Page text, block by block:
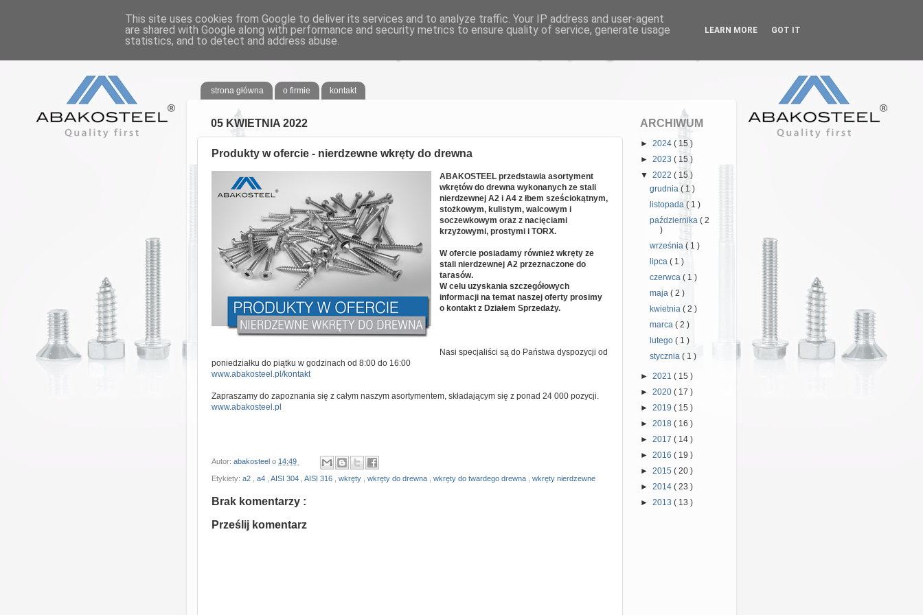
ABAKOSTEEL®
strona główna o firmie kontakt
05 KWIETNIA 2022
Produkty w ofercie - nierdzewne wkręty do drewna
ABAKOSTEEL przedstawia asortyment
wkrętów do drewna wykonanych ze stali
nierdzewnej A2 i A4 z łbem sześciokątnym,
stożkowym, kulistym, walcowym i
soczewkowym oraz z nacięciami
krzyżowymi, prostymi i TORX.
W ofercie posiadamy również wkręty ze
stali nierdzewnej A2 przeznaczone do
tarasów.
W celu uzyskania szczegółowych
informacji na temat naszej oferty prosimy
o kontakt z Działem Sprzedaży.
Nasi specjaliści są do Państwa dyspozycji od
poniedziałku do piątku w godzinach od 8:00 do 16:00
www.abakosteel.pl/kontakt
Zapraszamy do zapoznania się z całym naszym asortymentem, składającym się z ponad 24 000 pozycji.
www.abakosteel.pl
Autor: abakosteel o 14:49
Etykiety: a2 a4 AISI 304 AISI 316 wkręty wkręty do drewna wkręty do twardego drewna wkręty nierdzewne
Brak komentarzy :
Prześlij komentarz
ARCHIWUM
► 2024 ( 15 )
► 2023 ( 15 )
▼ 2022 ( 15 )
grudnia( 1 )
listopada( 1 )
października( 2
)
września( 1 )
lipca( 1 )
czerwca( 1 )
maja( 2 )
kwietnia( 2 )
marca( 2 )
lutego( 1 )
stycznia( 1 )
► 2021 ( 15 )
► 2020 ( 17 )
► 2019 ( 15 )
► 2018 ( 16 )
► 2017 ( 14 )
► 2016 ( 19 )
► 2015 ( 20 )
► 2014 ( 23 )
► 2013 ( 13 )
This site uses cookies from Google to deliver its services and to analyze traffic. Your IP address and user-agent
are shared with Google along with performance and security metrics to ensure quality of service, generate usage
statistics, and to detect and address abuse.
LEARN MORE GOT IT